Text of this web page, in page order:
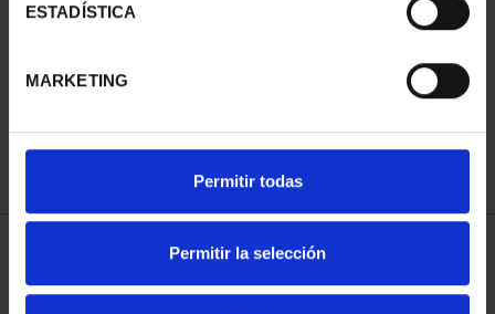
ESTADÍSTICA
MARKETING
Permitir todas
Permitir la selección
CIUDADES PATRIMONIO
73,00 €